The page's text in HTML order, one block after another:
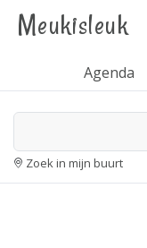
Meukisleuk
Agenda
Zoek in mijn buurt